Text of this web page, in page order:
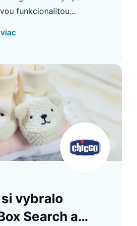
funkcionalitou
doménami.
vybralo
Search a